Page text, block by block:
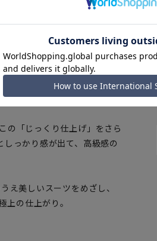
物の代表的な素材であるポ
組み合わせで、軽量で通気性
ています。一着一着手間ひ
なクオリティーをご堪能く
の「じっくり仕上げ」をさら
っかり感が出て、高級感の
え美しいスーツをめざし、
の仕上がり。